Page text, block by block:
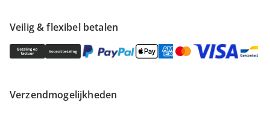
Veilig & flexibel betalen
Verzendmogelijkheden